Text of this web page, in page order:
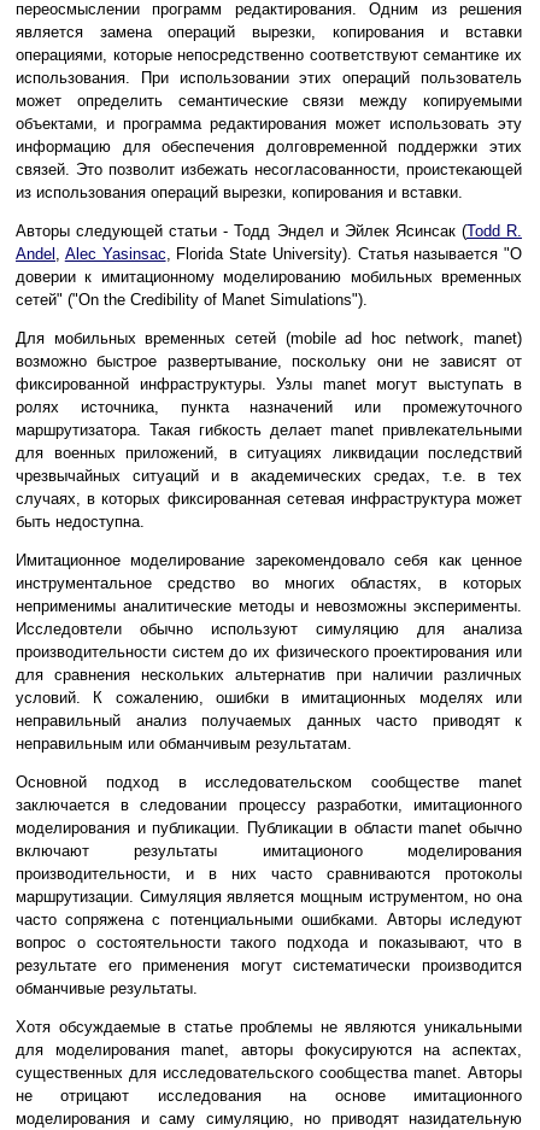
переосмыслении программ редактирования. Одним из решения
является замена операций вырезки, копирования и вставки
операциями, которые непосредственно соответствуют семантике их
использования. При использовании этих операций пользователь
может определить семантические связи между копируемыми
объектами, и программа редактирования может использовать эту
информацию для обеспечения долговременной поддержки этих
связей. Это позволит избежать несогласованности, проистекающей
из использования операций вырезки, копирования и вставки.
Авторы следующей статьи - Тодд Эндел и Эйлек Ясинсак (Todd R.
Andel , Alec Yasinsac, Florida State University). Статья называется "О
доверии к имитационному моделированию мобильных временных
сетей" ("On the Credibility of Manet Simulations").
Для мобильных временных сетей (mobile ad hoc network, manet)
возможно быстрое развертывание, поскольку они не зависят от
фиксированной инфраструктуры. Узлы manet могут выступать в
ролях источника, пункта назначений или промежуточного
маршрутизатора. Такая гибкость делает manet привлекательными
для военных приложений, в ситуациях ликвидации последствий
чрезвычайных ситуаций и в академических средах, т.е. в тех
случаях, в которых фиксированная сетевая инфраструктура может
быть недоступна.
Имитационное моделирование зарекомендовало себя как ценное
инструментальное средство во многих областях, в которых
неприменимы аналитические методы и невозможны эксперименты.
Исследовтели обычно используют симуляцию для анализа
производительности систем до их физического проектирования или
для сравнения нескольких альтернатив при наличии различных
условий. К сожалению, ошибки в имитационных моделях или
неправильный анализ получаемых данных часто приводят к
неправильным или обманчивым результатам.
Основной подход в исследовательском сообществе manet
заключается в следовании процессу разработки, имитационного
моделирования и публикации. Публикации в области manet обычно
включают результаты имитационого моделирования
производительности, и в них часто сравниваются протоколы
маршрутизации. Симуляция является мощным иструментом, но она
часто сопряжена с потенциальными ошибками. Авторы иследуют
вопрос о состоятельности такого подхода и показывают, что в
результате его применения могут систематически производится
обманчивые результаты.
Хотя обсуждаемые в статье проблемы не являются уникальными
для моделирования manet, авторы фокусируются на аспектах,
существенных для исследовательского сообщества manet. Авторы
не отрицают исследования на основе имитационного
моделирования и саму симуляцию, но приводят назидательную